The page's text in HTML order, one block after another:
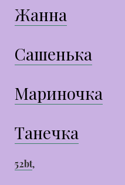
Жанна
Сашенька
Мариночка
Танечка
52bt,